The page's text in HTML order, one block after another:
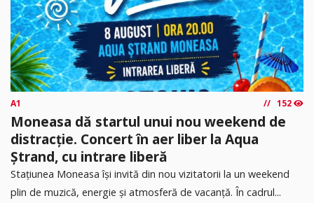
A1 152
Moneasa dă startul unui nou weekend de
distracție. Concert în aer liber la Aqua
Ștrand, cu intrare liberă
Stațiunea Moneasa își invită din nou vizitatorii la un weekend
plin de muzică, energie și atmosferă de vacanță. În cadrul...